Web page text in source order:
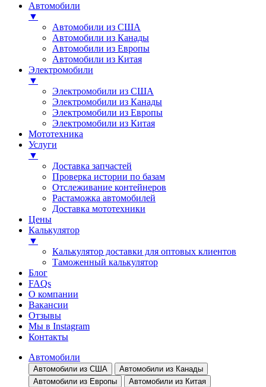
Автомобили
▼
Автомобили из США
Автомобили из Канады
Автомобили из Европы
Автомобили из Китая
Электромобили
▼
Электромобили из США
Электромобили из Канады
Электромобили из Европы
Электромобили из Китая
Мототехника
Услуги
▼
Доставка запчастей
Проверка истории по базам
Отслеживание контейнеров
Растаможка автомобилей
Доставка мототехники
Цены
Калькулятор
▼
Калькулятор доставки для оптовых клиентов
Таможенный калькулятор
Блог
FAQs
О компании
Вакансии
Отзывы
Мы в Instagram
Контакты
Автомобили
Автомобили из США
Автомобили из Канады
Автомобили из Европы
Автомобили из Китая